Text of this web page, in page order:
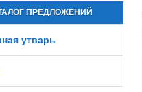
ПРЕДЛОЖЕНИЙ
утварь